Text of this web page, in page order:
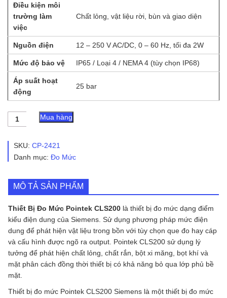
Điều kiện môi
trường làm
việc
Chất lỏng, vật liệu rời, bùn và giao diện
Nguồn điện 12 – 250 V AC/DC, 0 – 60 Hz, tối đa 2W
Mức độ bảo vệ IP65 / Loại 4 / NEMA 4 (tùy chọn IP68)
Áp suất hoạt
động
25 bar
Thiết
Bị
Mức
CLS200
lượng
Mua hàng
SKU: CP-2421
Danh mục: Đo Mức
MÔ TẢ SẢN PHẨM
Thiết Bị Đo Mức Pointek CLS200 là thiết bị đo mức dạng điểm
kiểu điện dung của Siemens. Sử dụng phương pháp mức điện
dung để phát hiện vật liệu trong bồn với tùy chọn que đo hay cáp
và cấu hình được ngõ ra output. Pointek CLS200 sử dụng lý
tưởng để phát hiện chất lỏng, chất rắn, bột xi măng, bọt khí và
mặt phân cách đồng thời thiết bị có khả năng bỏ qua lớp phủ bề
mặt.
Thiết bị đo mức Pointek CLS200 Siemens là một thiết bị đo mức